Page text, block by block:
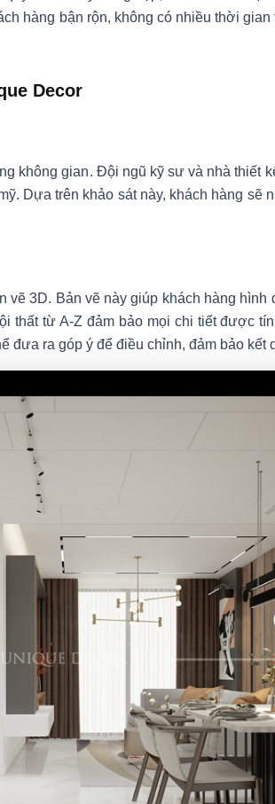
hàng bận rộn, không có nhiều thời
Decor
không gian. Đội ngũ kỹ sư và nhà thiết
Dựa trên khảo sát này, khách hàng sẽ
3D. Bản vẽ này giúp khách hàng hình
thất từ A-Z đảm bảo mọi chi tiết được
đưa ra góp ý để điều chỉnh, đảm bảo kết